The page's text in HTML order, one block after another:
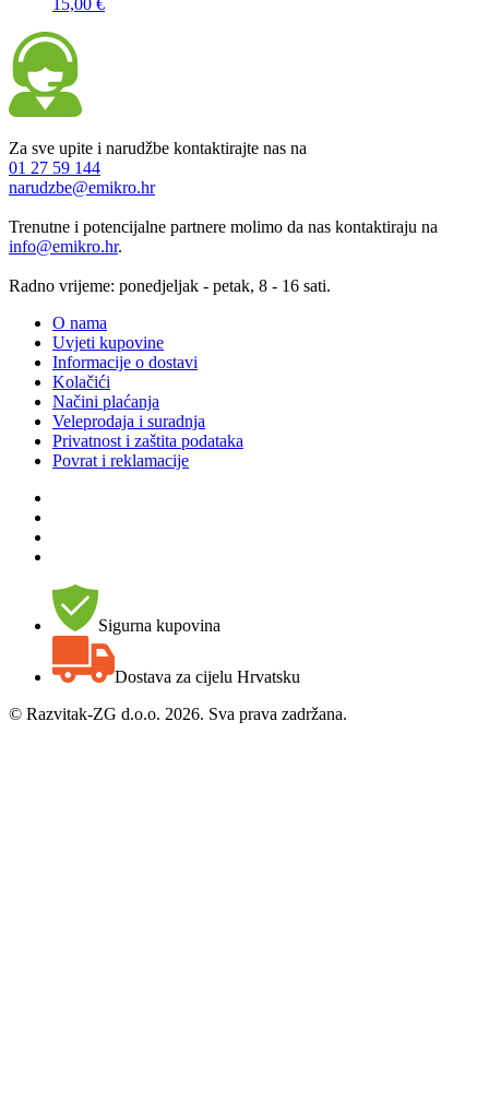
15,00 €
Za sve upite i narudžbe kontaktirajte nas na
01 27 59 144
narudzbe@emikro.hr
Trenutne i potencijalne partnere molimo da nas kontaktiraju na
info@emikro.hr.
Radno vrijeme: ponedjeljak - petak, 8 - 16 sati.
O nama
Uvjeti kupovine
Informacije o dostavi
Kolačići
Načini plaćanja
Veleprodaja i suradnja
Privatnost i zaštita podataka
Povrat i reklamacije
Sigurna kupovina
Dostava za cijelu Hrvatsku
© Razvitak-ZG d.o.o. 2026. Sva prava zadržana.